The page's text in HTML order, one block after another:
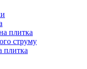
плитка
струму
плитка